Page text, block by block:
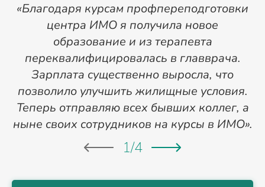
«Благодаря курсам профпереподготовки
центра ИМО я получила новое
образование и из терапевта
переквалифицировалась в главврача.
Зарплата существенно выросла, что
позволило улучшить жилищные условия.
Теперь отправляю всех бывших коллег, а
ныне своих сотрудников на курсы в ИМО».
1/4